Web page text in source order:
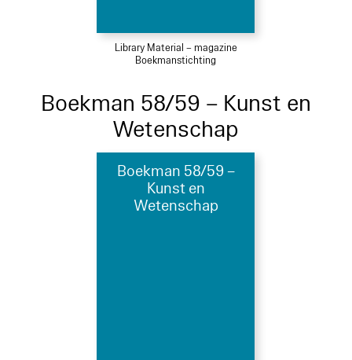
Library Material – magazine
Boekmanstichting
Boekman 58/59 – Kunst en
Wetenschap
Boekman 58/59 –
Kunst en
Wetenschap